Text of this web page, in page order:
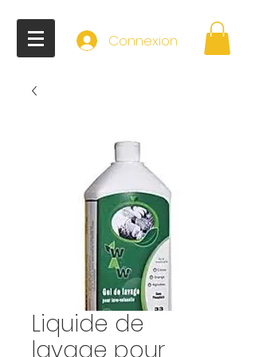
Connexion
Liquide de
lavage pour